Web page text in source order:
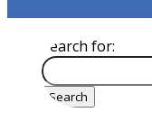
Search for: